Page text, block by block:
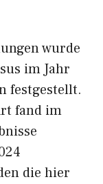
wurde
im Jahr
festgestellt.
fand im
die hier